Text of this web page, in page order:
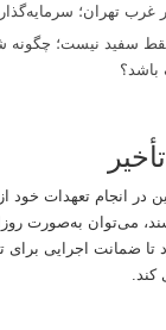
غرب تهران؛
سفید نیست؛ چگونه
باشد؟
در انجام تعهدات خود
می‌توان به‌صورت
ضمانت اجرایی برای